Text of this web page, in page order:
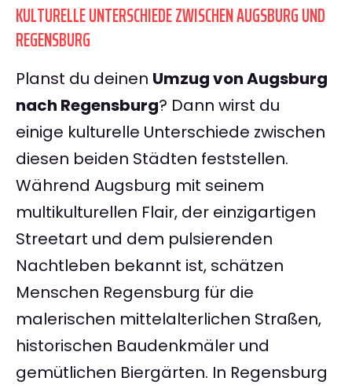
KULTURELLE UNTERSCHIEDE ZWISCHEN AUGSBURG UND
REGENSBURG
Planst du deinen Umzug von Augsburg
nach Regensburg? Dann wirst du
einige kulturelle Unterschiede zwischen
diesen beiden Städten feststellen.
Während Augsburg mit seinem
multikulturellen Flair, der einzigartigen
Streetart und dem pulsierenden
Nachtleben bekannt ist, schätzen
Menschen Regensburg für die
malerischen mittelalterlichen Straßen,
historischen Baudenkmäler und
gemütlichen Biergärten. In Regensburg